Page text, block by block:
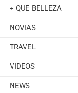
+ QUE BELLEZA
NOVIAS
TRAVEL
VIDEOS
NEWS